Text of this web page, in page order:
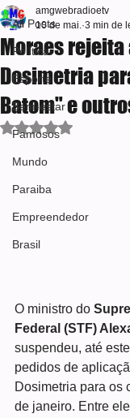
All Posts
Política
Esporte
Bem-estar
Famosos
Mundo
Paraiba
Empreendedor
Brasil
Moraes
Dosimetria
Batom" e
amgwebradioetv
10 de mai. 3 min de
Avaliado com
O ministro do
Federal (STF)
suspendeu, até
pedidos de
Dosimetria para os
de janeiro. Entre